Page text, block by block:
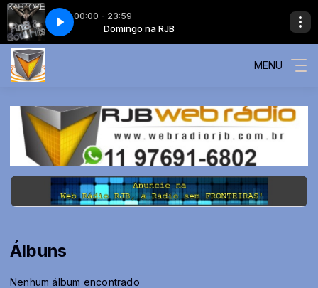
00:00 - 23:59
RJB Domingo na RJB
- Aint No Stopping Us NowMcfadden And Whitehead - Aint No
MENU
Álbuns
Nenhum álbum encontrado